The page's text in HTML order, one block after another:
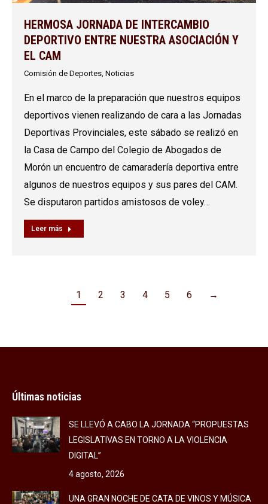
HERMOSA JORNADA DE INTERCAMBIO
DEPORTIVO ENTRE NUESTRA ASOCIACIÓN Y
EL CAM
Comisión de Deportes Noticias
En el marco de la preparación que nuestros equipos
deportivos vienen realizando de cara a las Jornadas
Deportivas Provinciales, este sábado se realizó en
la Casa de Campo del Colegio de Abogados de
Morón un encuentro de camaradería deportiva entre
algunos de nuestros equipos y sus pares del CAM.
Se disputaron partidos amistosos de voley…
Leer más
1 2 3 4 5 6 →
Últimas noticias
SE LLEVÓ A CABO LA JORNADA “PROPUESTAS
LEGISLATIVAS EN TORNO A LA VIOLENCIA
DIGITAL”
4 agosto, 2026
UNA GRAN NOCHE DE CATA DE VINOS Y MÚSICA